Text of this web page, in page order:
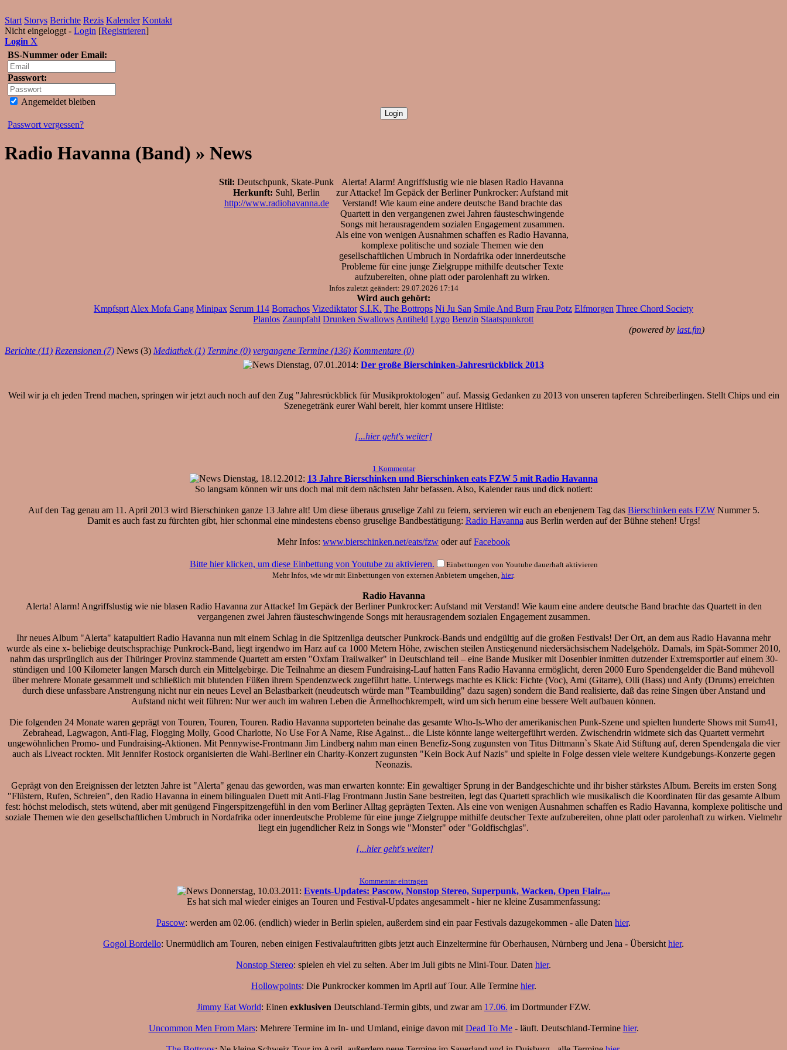
Start Storys Berichte Rezis Kalender Kontakt
Nicht eingeloggt - Login [Registrieren]
Login X
BS-Nummer oder Email:
Passwort:
Angemeldet bleiben
Passwort vergessen?
Radio Havanna (Band) » News
Stil: Deutschpunk, Skate-Punk
Herkunft: Suhl, Berlin
http://www.radiohavanna.de
Alerta! Alarm! Angriffslustig wie nie blasen Radio Havanna
zur Attacke! Im Gepäck der Berliner Punkrocker: Aufstand mit
Verstand! Wie kaum eine andere deutsche Band brachte das
Quartett in den vergangenen zwei Jahren fäusteschwingende
Songs mit herausragendem sozialen Engagement zusammen.
Als eine von wenigen Ausnahmen schaffen es Radio Havanna,
komplexe politische und soziale Themen wie den
gesellschaftlichen Umbruch in Nordafrika oder innerdeutsche
Probleme für eine junge Zielgruppe mithilfe deutscher Texte
aufzubereiten, ohne platt oder parolenhaft zu wirken.
Infos zuletzt geändert: 29.07.2026 17:14
Wird auch gehört:
Kmpfsprt Alex Mofa Gang Minipax Serum 114 Borrachos Vizediktator S.I.K. The Bottrops Ni Ju San Smile And Burn Frau Potz Elfmorgen Three Chord Society
Planlos Zaunpfahl Drunken Swallows Antiheld Lygo Benzin Staatspunkrott
(powered by last.fm)
Berichte (11) Rezensionen (7) News (3) Mediathek (1) Termine (0) vergangene Termine (136) Kommentare (0)
Dienstag, 07.01.2014: Der große Bierschinken-Jahresrückblick 2013
Weil wir ja eh jeden Trend machen, springen wir jetzt auch noch auf den Zug "Jahresrückblick für Musikproktologen" auf. Massig Gedanken zu 2013 von unseren tapferen Schreiberlingen. Stellt Chips und ein
Szenegetränk eurer Wahl bereit, hier kommt unsere Hitliste:
[...hier geht's weiter]
1 Kommentar
Dienstag, 18.12.2012: 13 Jahre Bierschinken und Bierschinken eats FZW 5 mit Radio Havanna
So langsam können wir uns doch mal mit dem nächsten Jahr befassen. Also, Kalender raus und dick notiert:
Auf den Tag genau am 11. April 2013 wird Bierschinken ganze 13 Jahre alt! Um diese überaus gruselige Zahl zu feiern, servieren wir euch an ebenjenem Tag das Bierschinken eats FZWNummer 5.
Damit es auch fast zu fürchten gibt, hier schonmal eine mindestens ebenso gruselige Bandbestätigung: Radio Havanna aus Berlin werden auf der Bühne stehen! Urgs!
Mehr Infos: www.bierschinken.net/eats/fzw oder aufFacebook
Bitte hier klicken, um diese Einbettung von Youtube zu aktivieren.
Einbettungen von Youtube dauerhaft aktivieren
Mehr Infos, wie wir mit Einbettungen von externen Anbietern umgehen, hier.
Radio Havanna
Alerta! Alarm! Angriffslustig wie nie blasen Radio Havanna zur Attacke! Im Gepäck der Berliner Punkrocker: Aufstand mit Verstand! Wie kaum eine andere deutsche Band brachte das Quartett in den
vergangenen zwei Jahren fäusteschwingende Songs mit herausragendem sozialen Engagement zusammen.
Ihr neues Album "Alerta" katapultiert Radio Havanna nun mit einem Schlag in die Spitzenliga deutscher Punkrock-Bands und endgültig auf die großen Festivals! Der Ort, an dem aus Radio Havanna mehr
wurde als eine x- beliebige deutschsprachige Punkrock-Band, liegt irgendwo im Harz auf ca 1000 Metern Höhe, zwischen steilen Anstiegenund niedersächsischem Nadelgehölz. Damals, im Spät-Sommer 2010,
nahm das ursprünglich aus der Thüringer Provinz stammende Quartett am ersten "Oxfam Trailwalker" in Deutschland teil – eine Bande Musiker mit Dosenbier inmitten dutzender Extremsportler auf einem 30-
stündigen und 100 Kilometer langen Marsch durch ein Mittelgebirge. Die Teilnahme an diesem Fundraising-Lauf hatten Fans Radio Havanna ermöglicht, deren 2000 Euro Spendengelder die Band mühevoll
über mehrere Monate gesammelt und schließlich mit blutenden Füßen ihrem Spendenzweck zugeführt hatte. Unterwegs machte es Klick: Fichte (Voc), Arni (Gitarre), Olli (Bass) und Anfy (Drums) erreichten
durch diese unfassbare Anstrengung nicht nur ein neues Level an Belastbarkeit (neudeutsch würde man "Teambuilding" dazu sagen) sondern die Band realisierte, daß das reine Singen über Anstand und
Aufstand nicht weit führen: Nur wer auch im wahren Leben die Ärmelhochkrempelt, wird um sich herum eine bessere Welt aufbauen können.
Die folgenden 24 Monate waren geprägt von Touren, Touren, Touren. Radio Havanna supporteten beinahe das gesamte Who-Is-Who der amerikanischen Punk-Szene und spielten hunderte Shows mit Sum41,
Zebrahead, Lagwagon, Anti-Flag, Flogging Molly, Good Charlotte, No Use For A Name, Rise Against... die Liste könnte lange weitergeführt werden. Zwischendrin widmete sich das Quartett vermehrt
ungewöhnlichen Promo- und Fundraising-Aktionen. Mit Pennywise-Frontmann Jim Lindberg nahm man einen Benefiz-Song zugunsten von Titus Dittmann`s Skate Aid Stiftung auf, deren Spendengala die vier
auch als Liveact rockten. Mit Jennifer Rostock organisierten die Wahl-Berliner ein Charity-Konzert zugunsten "Kein Bock Auf Nazis" und spielte in Folge dessen viele weitere Kundgebungs-Konzerte gegen
Neonazis.
Geprägt von den Ereignissen der letzten Jahre ist "Alerta" genau das geworden, was man erwarten konnte: Ein gewaltiger Sprung in der Bandgeschichte und ihr bisher stärkstes Album. Bereits im ersten Song
"Flüstern, Rufen, Schreien", den Radio Havanna in einem bilingualen Duett mit Anti-Flag Frontmann Justin Sane bestreiten, legt das Quartett sprachlich wie musikalisch die Koordinaten für das gesamte Album
fest: höchst melodisch, stets wütend, aber mit genügend Fingerspitzengefühl in den vom Berliner Alltag geprägten Texten. Als eine von wenigen Ausnahmen schaffen es Radio Havanna, komplexe politische und
soziale Themen wie den gesellschaftlichen Umbruch in Nordafrika oder innerdeutsche Probleme für eine junge Zielgruppe mithilfe deutscher Texte aufzubereiten, ohne platt oder parolenhaft zu wirken. Vielmehr
liegt ein jugendlicher Reiz in Songs wie "Monster" oder "Goldfischglas".
[...hier geht's weiter]
Kommentar eintragen
Donnerstag, 10.03.2011: Events-Updates: Pascow, Nonstop Stereo, Superpunk, Wacken, Open Flair,...
Es hat sich mal wieder einiges an Touren und Festival-Updates angesammelt - hier ne kleine Zusammenfassung:
Pascow: werden am 02.06. (endlich) wieder in Berlin spielen, außerdem sind ein paar Festivals dazugekommen - alle Daten hier.
Gogol Bordello: Unermüdlich am Touren, neben einigen Festivalauftritten gibts jetzt auch Einzeltermine für Oberhausen, Nürnberg und Jena - Übersicht hier.
Nonstop Stereo: spielen eh viel zu selten. Aber im Juli gibts ne Mini-Tour. Daten hier.
Hollowpoints: Die Punkrocker kommen im April auf Tour. Alle Termine hier.
Jimmy Eat World: Einen exklusiven Deutschland-Termin gibts, und zwar am 17.06. im Dortmunder FZW.
Uncommon Men From Mars: Mehrere Termine im In- und Umland, einige davon mit Dead To Me- läuft. Deutschland-Termine hier.